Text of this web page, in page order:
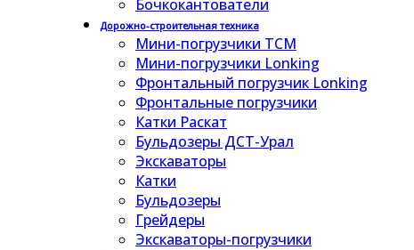
Бочкокантователи
Дорожно-строительная техника
Мини-погрузчики TCM
Мини-погрузчики Lonking
Фронтальный погрузчик Lonking
Фронтальные погрузчики
Катки Раскат
Бульдозеры ДСТ-Урал
Экскаваторы
Катки
Бульдозеры
Грейдеры
Экскаваторы-погрузчики